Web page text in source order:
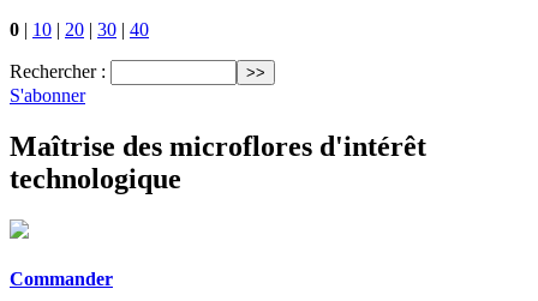
0 | 10 | 20 | 30 | 40
Rechercher :
S'abonner
Maîtrise des microflores d'intérêt
technologique
Commander